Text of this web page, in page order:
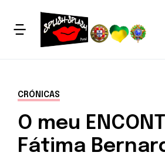
CRÓNICAS
O meu
Fátima